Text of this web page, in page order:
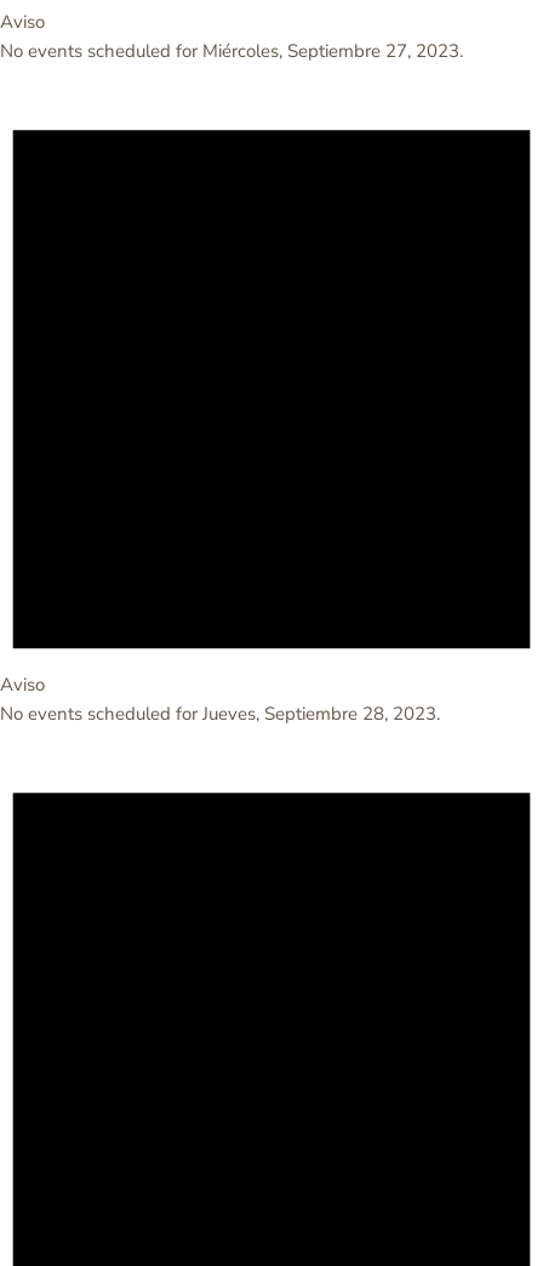
Aviso
No events scheduled for Miércoles, Septiembre 27, 2023.
Aviso
No events scheduled for Jueves, Septiembre 28, 2023.